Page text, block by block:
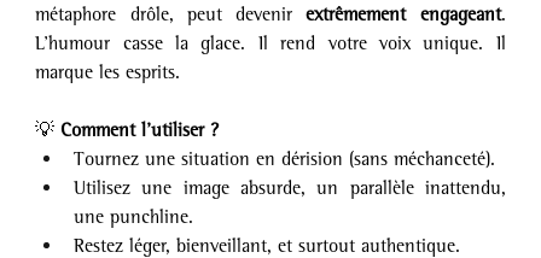
métaphore drôle, peut devenir extrêmement engageant.
L’humour casse la glace. Il rend votre voix unique. Il
marque les esprits.
💡 Comment l’utiliser ?
Tournez une situation en dérision (sans méchanceté).
Utilisez une image absurde, un parallèle inattendu,
une punchline.
Restez léger, bienveillant, et surtout authentique.